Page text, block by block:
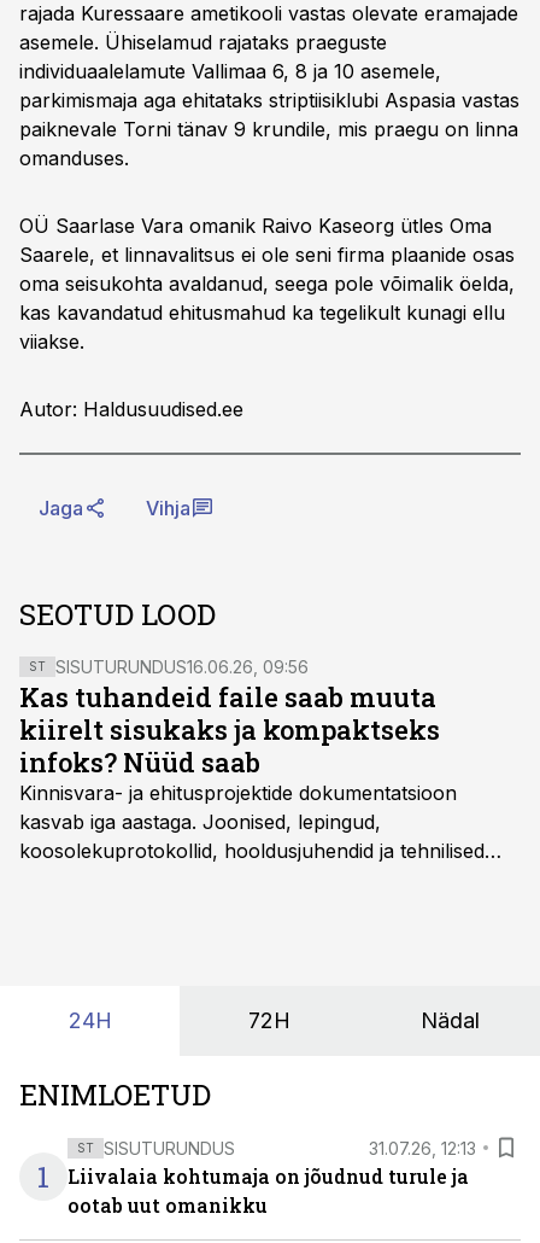
rajada Kuressaare ametikooli vastas olevate eramajade
asemele. Ühiselamud rajataks praeguste
individuaalelamute Vallimaa 6, 8 ja 10 asemele,
parkimismaja aga ehitataks striptiisiklubi Aspasia vastas
paiknevale Torni tänav 9 krundile, mis praegu on linna
omanduses.
OÜ Saarlase Vara omanik Raivo Kaseorg ütles Oma
Saarele, et linnavalitsus ei ole seni firma plaanide osas
oma seisukohta avaldanud, seega pole võimalik öelda,
kas kavandatud ehitusmahud ka tegelikult kunagi ellu
viiakse.
Autor: Haldusuudised.ee
Jaga Vihja
SEOTUD LOOD
ST SISUTURUNDUS16.06.26, 09:56
Kas tuhandeid faile saab muuta
kiirelt sisukaks ja kompaktseks
infoks? Nüüd saab
Kinnisvara- ja ehitusprojektide dokumentatsioon
kasvab iga aastaga. Joonised, lepingud,
koosolekuprotokollid, hooldusjuhendid ja tehnilised
24H 72H Nädal
ENIMLOETUD
1
ST SISUTURUNDUS 31.07.26, 12:13
Liivalaia kohtumaja on jõudnud turule ja
ootab uut omanikku